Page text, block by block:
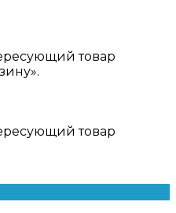
товар
товар